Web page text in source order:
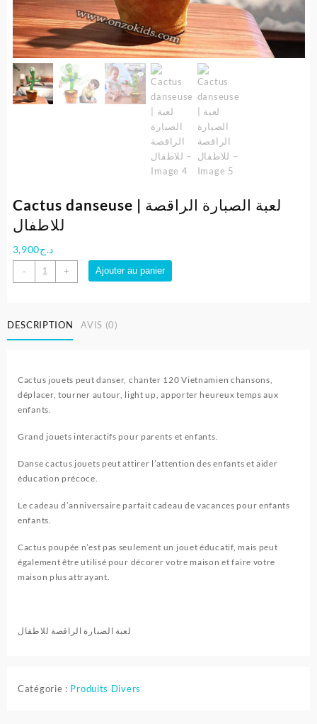
Cactus danseuse | لعبة الصبارة الراقصة
للاطفال
د.ج3,900
-
quantité
de
|
لعبة
للاطفال
+ Ajouter au panier
DESCRIPTION AVIS (0)
Cactus jouets peut danser, chanter 120 Vietnamien chansons,
déplacer, tourner autour, light up, apporter heureux temps aux
enfants.
Grand jouets interactifs pour parents et enfants.
Danse cactus jouets peut attirer l’attention des enfants et aider
éducation précoce.
Le cadeau d’anniversaire parfait cadeau de vacances pour enfants
enfants.
Cactus poupée n’est pas seulement un jouet éducatif, mais peut
également être utilisé pour décorer votre maison et faire votre
maison plus attrayant.
لعبة الصبارة الراقصة للاطفال
Catégorie : Produits Divers